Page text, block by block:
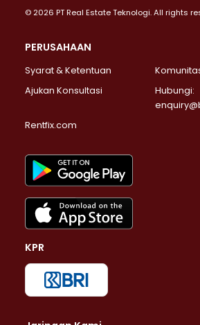
© 2026 PT Real Estate Teknologi. All rights
PERUSAHAAN
Syarat & Ketentuan
Ajukan Konsultasi
Hubungi:
Rentfix.com
KPR